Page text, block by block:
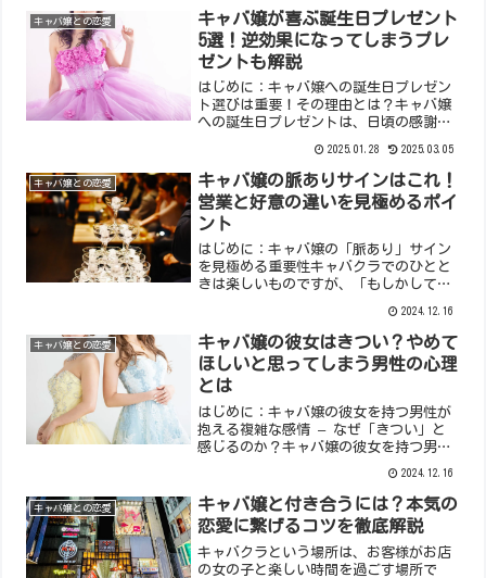
る場合や、単に会話の糸口...
キャバ嬢との恋愛
キャバ嬢が喜ぶ誕生日プレゼント
5選！逆効果になってしまうプレ
ゼントも解説
はじめに：キャバ嬢への誕生日プレゼン
ト選びは重要！その理由とは？キャバ嬢
への誕生日プレゼントは、日頃の感謝を
に悩む男性も多いかと思いますが、適切
なプレゼントを選ぶことは、その後の関
係性を良好に保つ上で重要...
2025.01.28 2025.03.05
キャバ嬢との恋愛
キャバ嬢の脈ありサインはこれ！
営業と好意の違いを見極めるポイ
ント
はじめに：キャバ嬢の「脈あり」サイン
を見極める重要性キャバクラでのひとと
きは楽しいものですが、「もしかして脈
せん。しかし、キャバ嬢の言動は営業と
好意が入り混じっているため、見極めが
難しいのも事実です。この...
2024.12.16
キャバ嬢との恋愛
キャバ嬢の彼女はきつい？やめて
ほしいと思ってしまう男性の心理
とは
はじめに：キャバ嬢の彼女を持つ男性が
抱える複雑な感情 – なぜ「きつい」と
感じるのか？キャバ嬢の彼女を持つ男性
す。「彼女のことは好きだけど、この関
係はきつい…」「本当はやめてほしいと
思っているけど、どう伝え...
2024.12.16
キャバ嬢との恋愛
キャバ嬢と付き合うには？本気の
恋愛に繋げるコツを徹底解説
キャバクラという場所は、お客様がお店
の女の子と楽しい時間を過ごす場所で